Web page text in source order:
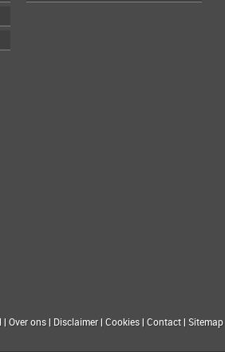
| Over ons| Disclaimer|Cookies| Contact| Sitemap